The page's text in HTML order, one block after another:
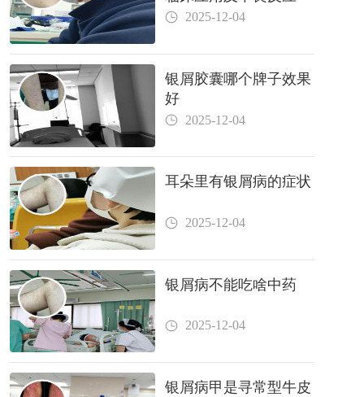
2025-12-04
银屑胶囊哪个牌子效果
好
2025-12-04
耳朵里有银屑病的症状
2025-12-04
银屑病不能吃啥中药
2025-12-04
银屑病甲是寻常型牛皮